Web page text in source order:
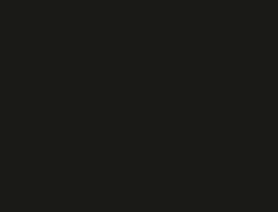
canal no YouTube e siga nossas redes
do Glorioso! 📺🔥🔥
acesso a benefícios exclusivos:
78X6g15OKVVw/join